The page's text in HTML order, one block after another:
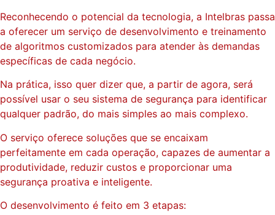
Reconhecendo o potencial da tecnologia, a Intelbras passa
a oferecer um serviço de desenvolvimento e treinamento
de algoritmos customizados para atender às demandas
específicas de cada negócio.
Na prática, isso quer dizer que, a partir de agora, será
possível usar o seu sistema de segurança para identificar
qualquer padrão, do mais simples ao mais complexo.
O serviço oferece soluções que se encaixam
perfeitamente em cada operação, capazes de aumentar a
produtividade, reduzir custos e proporcionar uma
segurança proativa e inteligente.
O desenvolvimento é feito em 3 etapas: